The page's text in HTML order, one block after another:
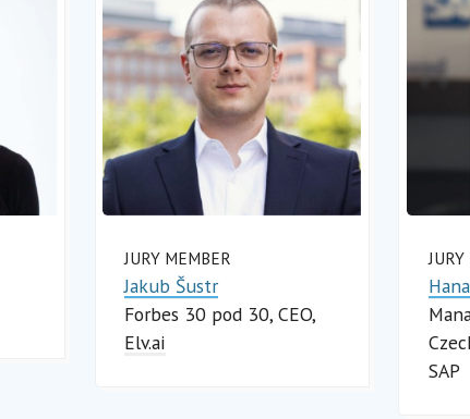
JURY MEMBER
Jakub Šustr
Forbes 30 pod 30, CEO
Elv.ai
SAP